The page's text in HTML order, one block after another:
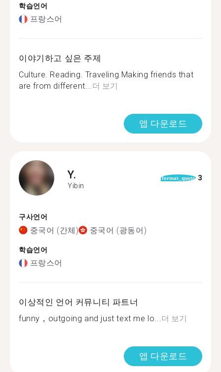
학습언어
프랑스어
이야기하고 싶은 주제
Culture. Reading. Traveling.Making friends that
are from different...더 보기
앱 다운로드
Y.
Yibin
format_quote 3
구사언어
중국어 (간체) 중국어 (광동어)
학습언어
프랑스어
이상적인 언어 커뮤니티 파트너
funny，outgoing and just text me lo...더 보기
앱 다운로드